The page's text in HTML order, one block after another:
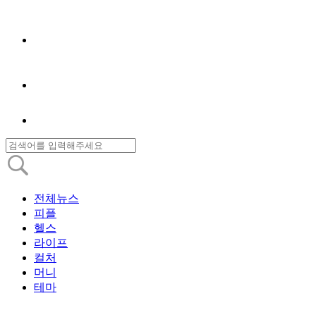
전체뉴스
피플
헬스
라이프
컬처
머니
테마